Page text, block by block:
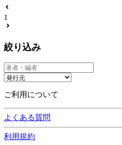
1
絞り込み
ご利用について
よくある質問
利用規約